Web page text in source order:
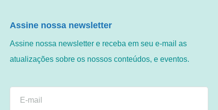
Assine nossa newsletter
Assine nossa newsletter e receba em seu e-mail as
atualizações sobre os nossos conteúdos, e eventos.